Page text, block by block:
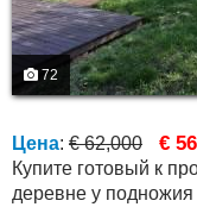
72
Цена: € 62,000 €
Купите готовый к
деревне у